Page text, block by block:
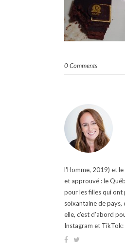
0 Comments
l'Homme, 2019) et le
et approuvé : le
pour les filles qui ont
soixantaine de pays,
elle, c’est d’abord
Instagram et